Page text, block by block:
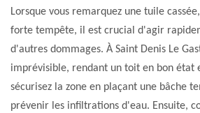
Lorsque vous remarquez une tuile
forte tempête, il est crucial d'agir
d'autres dommages. À Saint Denis Le
imprévisible, rendant un toit en bon état
sécurisez la zone en plaçant une bâche
prévenir les infiltrations d'eau. Ensuite,